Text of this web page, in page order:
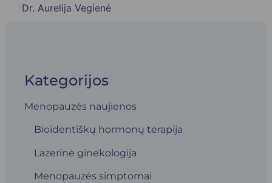
Dr. Aurelija Vegienė
Kategorijos
Menopauzės naujienos
Bioidentiškų hormonų terapija
Lazerinė ginekologija
Menopauzės simptomai